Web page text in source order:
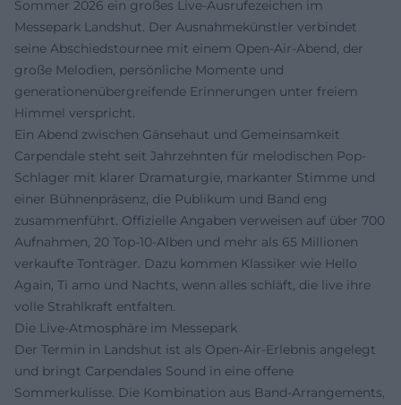
Sommer 2026 ein großes Live-Ausrufezeichen im
Messepark Landshut. Der Ausnahmekünstler verbindet
seine Abschiedstournee mit einem Open-Air-Abend, der
große Melodien, persönliche Momente und
generationenübergreifende Erinnerungen unter freiem
Himmel verspricht.
Ein Abend zwischen Gänsehaut und Gemeinsamkeit
Carpendale steht seit Jahrzehnten für melodischen Pop-
Schlager mit klarer Dramaturgie, markanter Stimme und
einer Bühnenpräsenz, die Publikum und Band eng
zusammenführt. Offizielle Angaben verweisen auf über 700
Aufnahmen, 20 Top-10-Alben und mehr als 65 Millionen
verkaufte Tonträger. Dazu kommen Klassiker wie Hello
Again, Ti amo und Nachts, wenn alles schläft, die live ihre
volle Strahlkraft entfalten.
Die Live-Atmosphäre im Messepark
Der Termin in Landshut ist als Open-Air-Erlebnis angelegt
und bringt Carpendales Sound in eine offene
Sommerkulisse. Die Kombination aus Band-Arrangements,